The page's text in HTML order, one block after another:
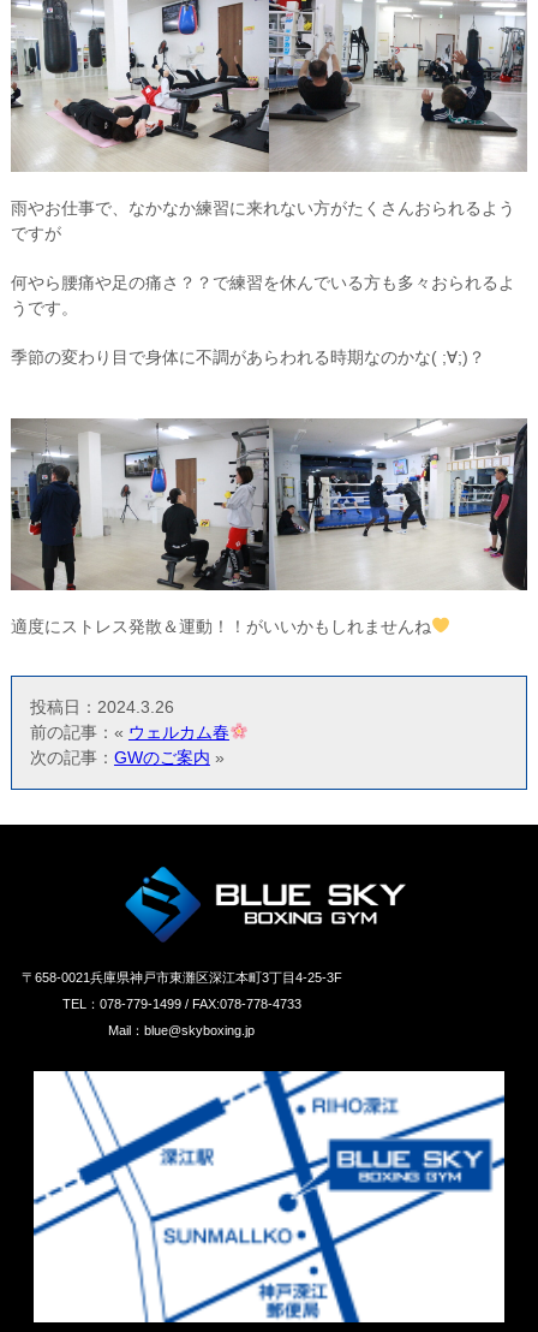
雨やお仕事で、なかなか練習に来れない方がたくさんおられるよう
ですが
何やら腰痛や足の痛さ？？で練習を休んでいる方も多々おられるよ
うです。
季節の変わり目で身体に不調があらわれる時期なのかな( ;∀;)？
適度にストレス発散＆運動！！がいいかもしれませんね
投稿日：2024.3.26
前の記事：« ウェルカム春
次の記事： GWのご案内 »
〒658‐0021兵庫県神戸市東灘区深江本町3丁目4-25-3F
TEL：078-779-1499 / FAX:078-778-4733
Mail：blue@skyboxing.jp